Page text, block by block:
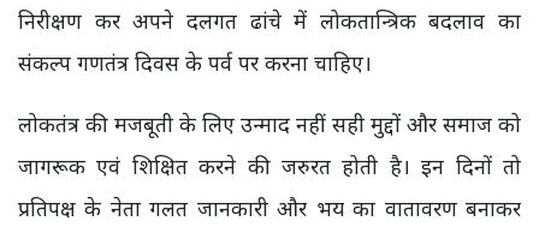
निरीक्षण कर अपने दलगत ढांचे में लोकतान्त्रिक बदलाव का
संकल्प गणतंत्र दिवस के पर्व पर करना चाहिए।
लोकतंत्र की मजबूती के लिए उन्माद नहीं सही मुद्दों और समाज को
जागरूक एवं शिक्षित करने की जरुरत होती है। इन दिनों तो
प्रतिपक्ष के नेता गलत जानकारी और भय का वातावरण बनाकर